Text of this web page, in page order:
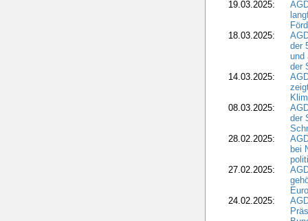
19.03.2025:
18.03.2025:
der
und
der
14.03.2025:
08.03.2025:
der
28.02.2025:
bei
27.02.2025:
24.02.2025: